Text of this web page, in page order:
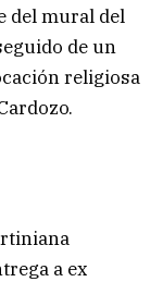
del mural del
de un
religiosa
a ex